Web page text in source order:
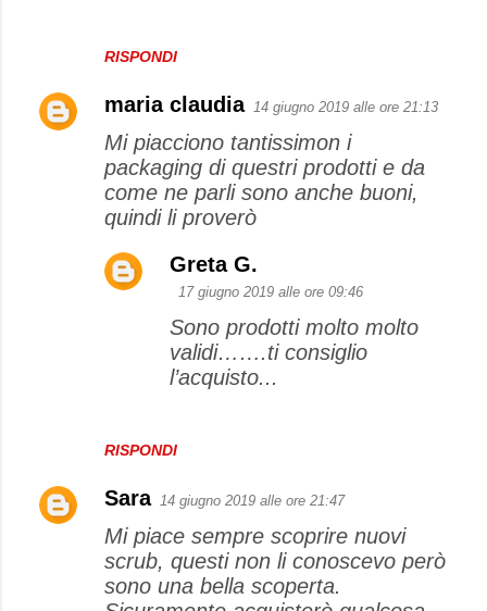
RISPONDI
maria claudia 14 giugno 2019 alle ore 21:13
Mi piacciono tantissimon i
packaging di questri prodotti e da
come ne parli sono anche buoni,
quindi li proverò
RISPONDI
Greta G.
17 giugno 2019 alle ore 09:46
Sono prodotti molto molto
validi…….ti consiglio
l’acquisto...
Sara 14 giugno 2019 alle ore 21:47
Mi piace sempre scoprire nuovi
scrub, questi non li conoscevo però
sono una bella scoperta.